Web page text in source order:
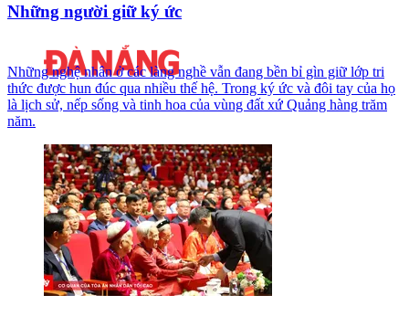
Những người giữ ký ức
Những nghệ nhân ở các làng nghề vẫn đang bền bỉ gìn giữ lớp tri
thức được hun đúc qua nhiều thế hệ. Trong ký ức và đôi tay của họ
là lịch sử, nếp sống và tinh hoa của vùng đất xứ Quảng hàng trăm
năm.